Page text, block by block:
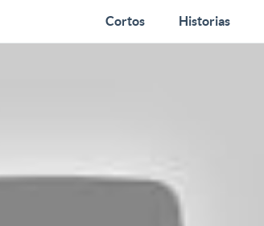
Cortos Historias